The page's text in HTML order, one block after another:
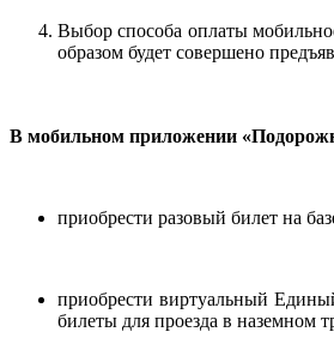
Выбор способа оплаты
образом будет совершено
В мобильном приложении
приобрести разовый билет на
приобрести виртуальный
билеты для проезда в наземном